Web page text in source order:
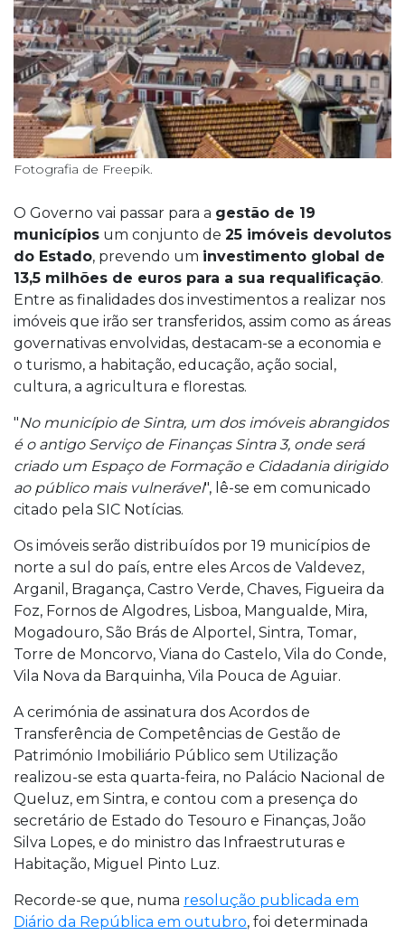
Fotografia de Freepik.
O Governo vai passar para a gestão de 19
municípios um conjunto de 25 imóveis devolutos
do Estado, prevendo um investimento global de
13,5 milhões de euros para a sua requalificação.
Entre as finalidades dos investimentos a realizar nos
imóveis que irão ser transferidos, assim como as áreas
governativas envolvidas, destacam-se a economia e
o turismo, a habitação, educação, ação social,
cultura, a agricultura e florestas.
"No município de Sintra, um dos imóveis abrangidos
é o antigo Serviço de Finanças Sintra 3, onde será
criado um Espaço de Formação e Cidadania dirigido
ao público mais vulnerável", lê-se em comunicado
citado pela SIC Notícias.
Os imóveis serão distribuídos por 19 municípios de
norte a sul do país, entre eles Arcos de Valdevez,
Arganil, Bragança, Castro Verde, Chaves, Figueira da
Foz, Fornos de Algodres, Lisboa, Mangualde, Mira,
Mogadouro, São Brás de Alportel, Sintra, Tomar,
Torre de Moncorvo, Viana do Castelo, Vila do Conde,
Vila Nova da Barquinha, Vila Pouca de Aguiar.
A cerimónia de assinatura dos Acordos de
Transferência de Competências de Gestão de
Património Imobiliário Público sem Utilização
realizou-se esta quarta-feira, no Palácio Nacional de
Queluz, em Sintra, e contou com a presença do
secretário de Estado do Tesouro e Finanças, João
Silva Lopes, e do ministro das Infraestruturas e
Habitação, Miguel Pinto Luz.
Recorde-se que, numa resolução publicada em
Diário da República em outubro, foi determinada